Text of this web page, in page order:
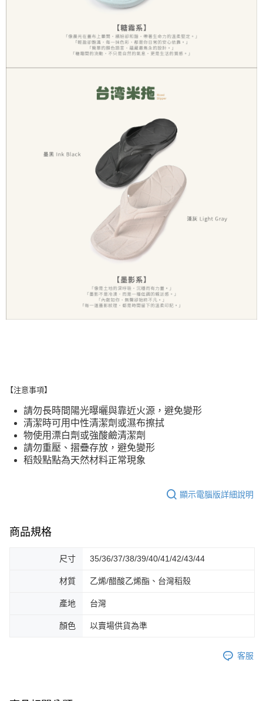
【注意事項】
請勿長時間陽光曝曬與靠近火源，避免變形
清潔時可用中性清潔劑或濕布擦拭
物使用漂白劑或強酸鹼清潔劑
請勿重壓、摺疊存放，避免變形
稻殼點點為天然材料正常現象
顯示電腦版詳細說明
商品規格
尺寸 35/36/37/38/39/40/41/42/43/44
材質 乙烯/醋酸乙烯酯、台灣稻殼
產地 台灣
顏色 以賣場供貨為準
客服